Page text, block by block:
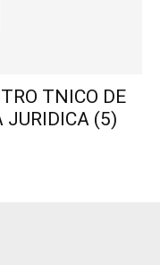
TNICO DE
JURIDICA (5)